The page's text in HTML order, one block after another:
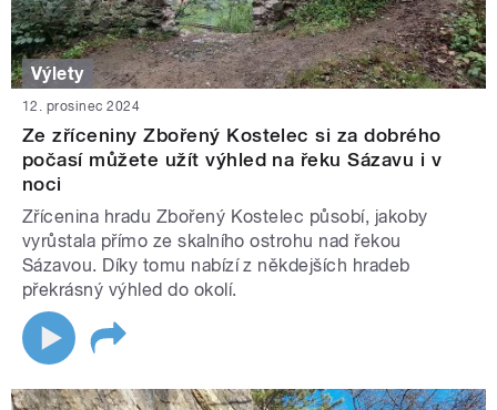
Výlety
12. prosinec 2024
Ze zříceniny Zbořený Kostelec si za dobrého
počasí můžete užít výhled na řeku Sázavu i v
noci
Zřícenina hradu Zbořený Kostelec působí, jakoby
vyrůstala přímo ze skalního ostrohu nad řekou
Sázavou. Díky tomu nabízí z někdejších hradeb
překrásný výhled do okolí.